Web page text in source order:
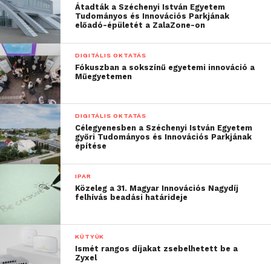
Átadták a Széchenyi István Egyetem
Tudományos és Innovációs Parkjának
előadó-épületét a ZalaZone-on
DIGITÁLIS OKTATÁS
Fókuszban a sokszínű egyetemi innováció a
Műegyetemen
DIGITÁLIS OKTATÁS
Célegyenesben a Széchenyi István Egyetem
győri Tudományos és Innovációs Parkjának
építése
IPAR
Közeleg a 31. Magyar Innovációs Nagydíj
felhívás beadási határideje
KÜTYÜK
Ismét rangos díjakat zsebelhetett be a
Zyxel